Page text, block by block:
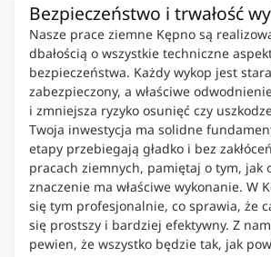
Bezpieczeństwo i trwałość
Nasze prace ziemne Kępno są
dbałością o wszystkie techniczne
bezpieczeństwa. Każdy wykop jest
zabezpieczony, a właściwe
i zmniejsza ryzyko osunięć czy
Twoja inwestycja ma solidne
etapy przebiegają gładko i bez
pracach ziemnych, pamiętaj o tym, jak
znaczenie ma właściwe wykonanie. W
się tym profesjonalnie, co sprawia, że
się prostszy i bardziej efektywny. Z
pewien, że wszystko będzie tak, jak